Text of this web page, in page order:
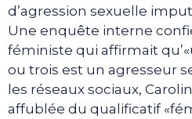
d’agression sexuelle
Une enquête interne
féministe qui affirmait
ou trois est un agresseur
les réseaux sociaux,
affublée du qualificatif